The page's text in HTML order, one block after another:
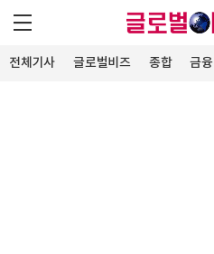
전체기사 글로벌비즈 종합 금융